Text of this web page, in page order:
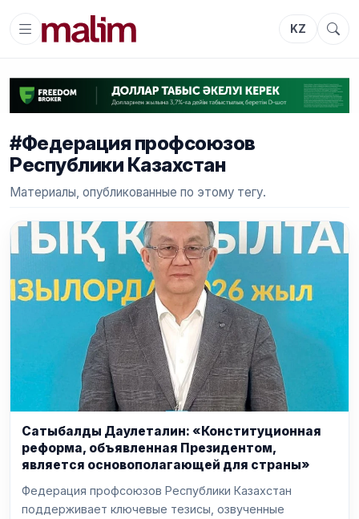
KZ
#Федерация профсоюзов
Республики Казахстан
Материалы, опубликованные по этому тегу.
Сатыбалды Даулеталин: «Конституционная
реформа, объявленная Президентом,
является основополагающей для страны»
Федерация профсоюзов Республики Казахстан
поддерживает ключевые тезисы, озвученные